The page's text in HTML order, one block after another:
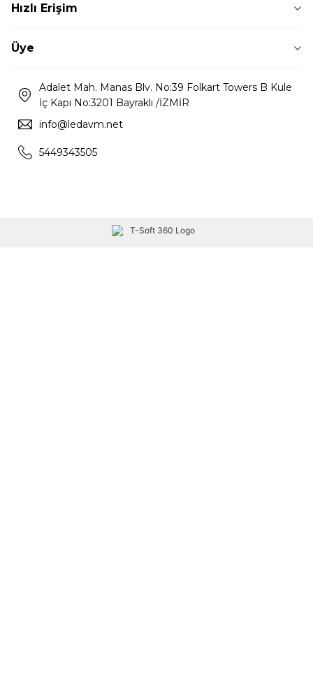
Hızlı Erişim
Üye
Adalet Mah. Manas Blv. No:39 Folkart Towers B Kule
İç Kapı No:3201 Bayraklı /İZMİR
info@ledavm.net
5449343505